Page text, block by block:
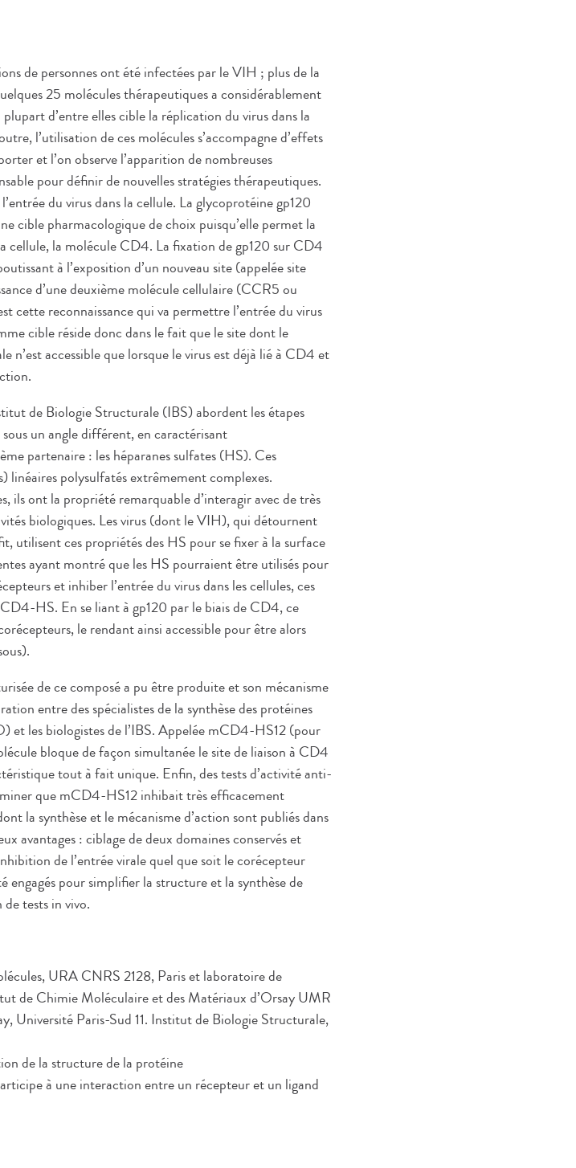
de personnes ont été infectées par le VIH ; plus de la
25 molécules thérapeutiques a considérablement
d’entre elles cible la réplication du virus dans la
l’utilisation de ces molécules s’accompagne d’effets
et l’on observe l’apparition de nombreuses
pour définir de nouvelles stratégies thérapeutiques.
du virus dans la cellule. La glycoprotéine gp120
cible pharmacologique de choix puisqu’elle permet la
cellule, la molécule CD4. La fixation de gp120 sur CD4
à l’exposition d’un nouveau site (appelée site
d’une deuxième molécule cellulaire (CCR5 ou
cette reconnaissance qui va permettre l’entrée du virus
cible réside donc dans le fait que le site dont le
n’est accessible que lorsque le virus est déjà lié à CD4 et
de Biologie Structurale (IBS) abordent les étapes
un angle différent, en caractérisant
partenaire : les héparanes sulfates (HS). Ces
linéaires polysulfatés extrêmement complexes.
ils ont la propriété remarquable d’interagir avec de très
biologiques. Les virus (dont le VIH), qui détournent
utilisent ces propriétés des HS pour se fixer à la surface
ayant montré que les HS pourraient être utilisés pour
et inhiber l’entrée du virus dans les cellules, ces
HS. En se liant à gp120 par le biais de CD4, ce
le rendant ainsi accessible pour être alors
de ce composé a pu être produite et son mécanisme
entre des spécialistes de la synthèse des protéines
les biologistes de l’IBS. Appelée mCD4-HS12 (pour
bloque de façon simultanée le site de liaison à CD4
tout à fait unique. Enfin, des tests d’activité anti-
que mCD4-HS12 inhibait très efficacement
la synthèse et le mécanisme d’action sont publiés dans
avantages : ciblage de deux domaines conservés et
de l’entrée virale quel que soit le corécepteur
pour simplifier la structure et la synthèse de
tests in vivo.
URA CNRS 2128, Paris et laboratoire de
de Chimie Moléculaire et des Matériaux d’Orsay UMR
Université Paris-Sud 11. Institut de Biologie Structurale,
de la structure de la protéine
à une interaction entre un récepteur et un ligand